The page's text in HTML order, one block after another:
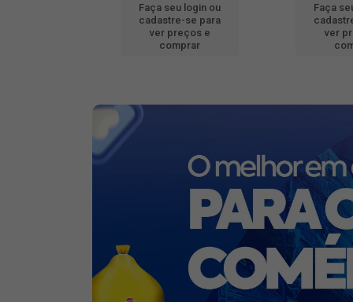
Faça seu login ou
cadastre-se para
ver preços e
comprar
Faça
ver